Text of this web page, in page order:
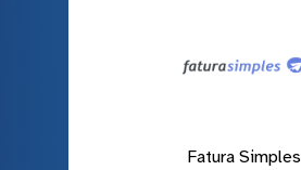
Fatura Simples